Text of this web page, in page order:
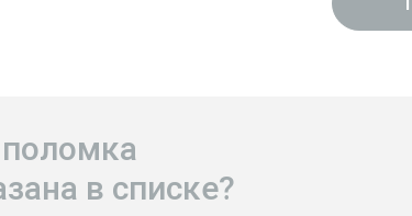
в списке?